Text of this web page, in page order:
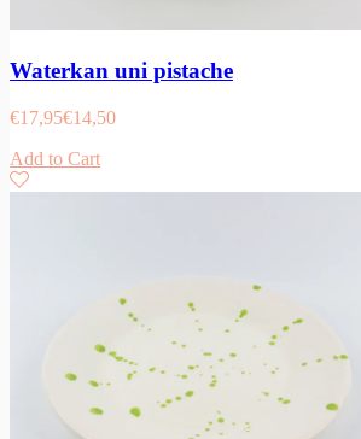
Waterkan uni pistache
€17,95€14,50
Add to Cart